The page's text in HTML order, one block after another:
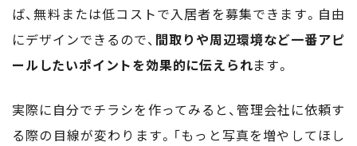
ば、無料または低コストで入居者を募集できます。自由
にデザインできるので、 間取りや周辺環境など一番アピ
ールしたいポイントを効果的に伝えられます。
実際に自分でチラシを作ってみると、管理会社に依頼す
る際の目線が変わります。「もっと写真を増やしてほし